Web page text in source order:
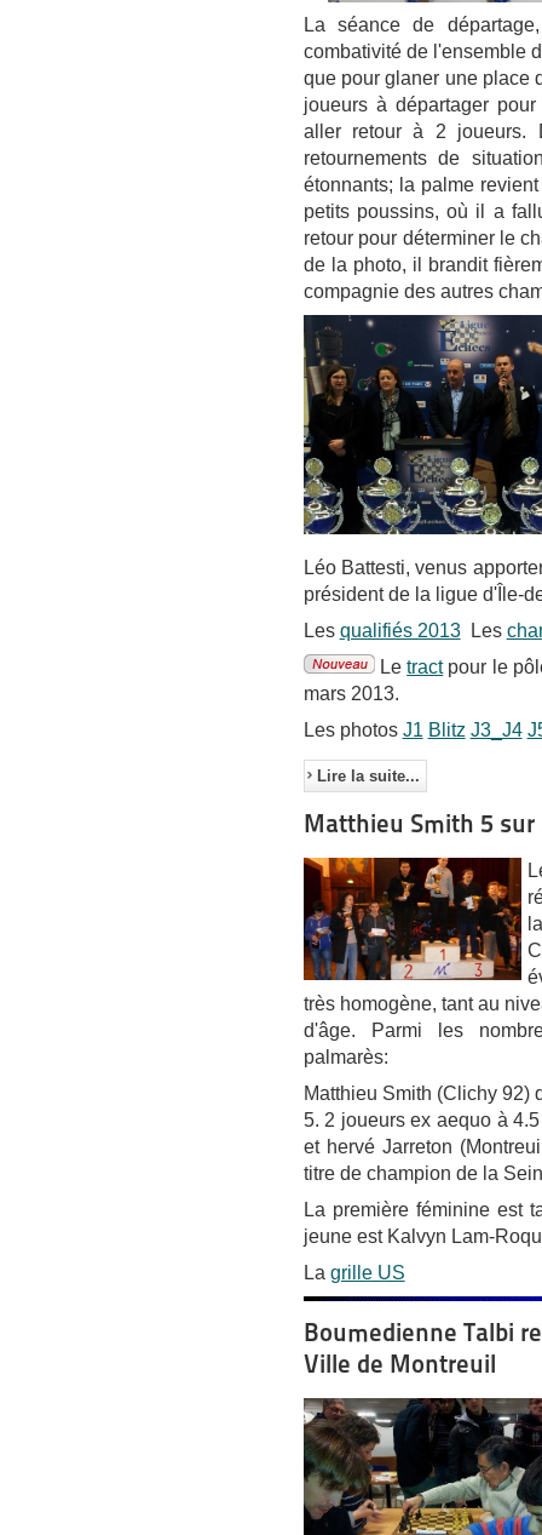
La séance de
combativité de l'ensemble
que pour glaner une place
joueurs à départager
aller retour à 2 joueurs.
retournements de
étonnants; la palme
petits poussins, où il a
retour pour déterminer le
de la photo, il brandit
compagnie des autres
Léo Battesti, venus
président de la ligue d'Île-
Les qualifiés 2013Les
Letractpour le
mars 2013.
Les photos J1 Blitz J3_J4
Lire la suite...
Matthieu Smith 5
très homogène, tant au
d'âge. Parmi les
palmarès:
Matthieu Smith (Clichy 92)
5. 2 joueurs ex aequo à
et hervé Jarreton
titre de champion de la
La première féminine est
jeune est Kalvyn Lam-
La grille US
Boumedienne Talbi
Ville de Montreuil